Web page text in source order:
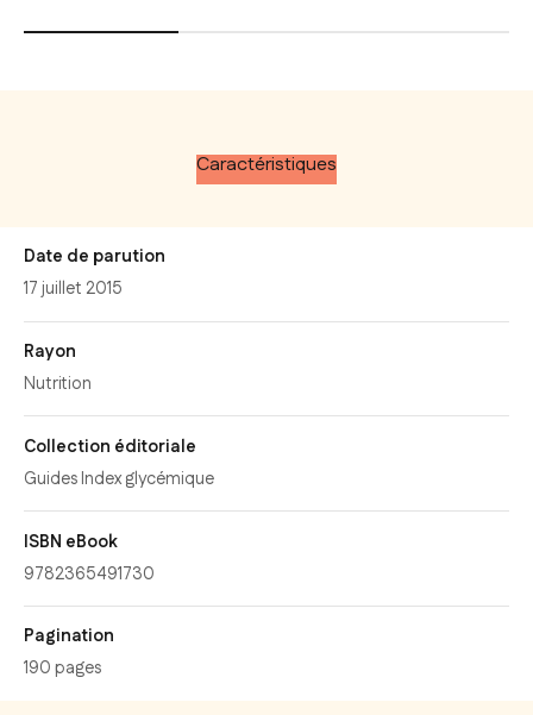
Caractéristiques
Date de parution
17 juillet 2015
Rayon
Nutrition
Collection éditoriale
Guides Index glycémique
ISBN eBook
9782365491730
Pagination
190 pages